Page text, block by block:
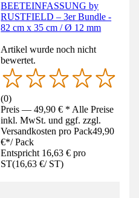
BEETEINFASSUNG by
RUSTFIELD – 3er Bundle -
82 cm x 35 cm / Ø 12 mm
Artikel wurde noch nicht
bewertet.
(0)
Preis — 49,90 € * Alle Preise
inkl. MwSt. und ggf. zzgl.
Versandkosten pro Pack49,90
€*/ Pack
Entspricht 16,63 € pro
ST(16,63 €/ ST)